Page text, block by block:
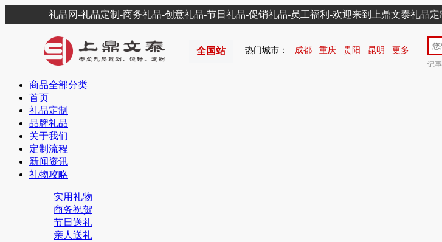
礼品网-礼品定制-商务礼品-创意礼品-节日礼品-促销礼品-员工福利-欢迎来到上鼎文泰礼品定
全国站 热门城市： 成都 重庆 贵阳 昆明 更多
记
商品全部分类
首页
礼品定制
品牌礼品
关于我们
定制流程
新闻资讯
礼物攻略
实用礼物
商务祝贺
节日送礼
亲人送礼